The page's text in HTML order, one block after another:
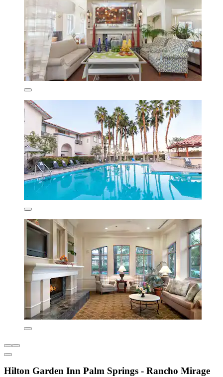
Hilton Garden Inn Palm Springs - Rancho Mirage